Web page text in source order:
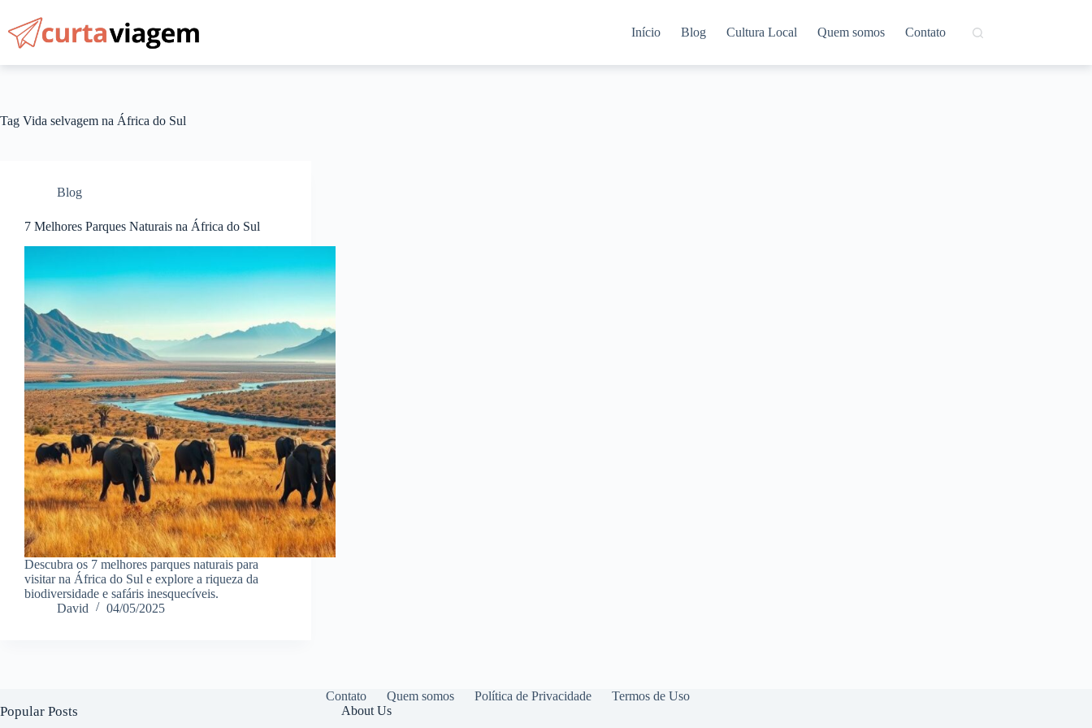
conteúdo
Início Blog Cultura Local Quem somos Contato
Tag Vida selvagem na África do Sul
Blog
7 Melhores Parques Naturais na África do Sul
Descubra os 7 melhores parques naturais para
visitar na África do Sul e explore a riqueza da
biodiversidade e safáris inesquecíveis.
David
04/05/2025
Contato Quem somos Política de Privacidade Termos de Uso
Popular Posts About Us